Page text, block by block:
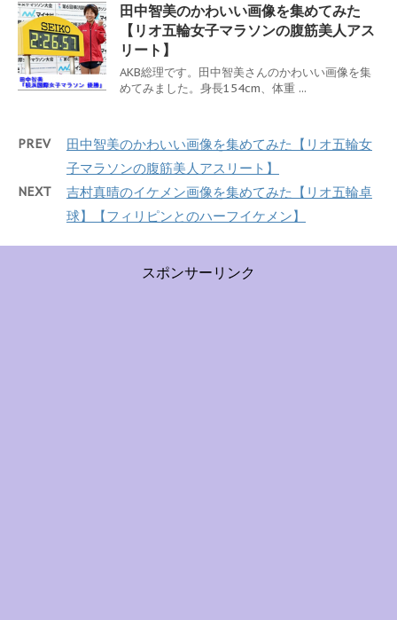
田中智美のかわいい画像を集めてみた
【リオ五輪女子マラソンの腹筋美人アス
リート】
AKB総理です。田中智美さんのかわいい画像を集
めてみました。身長154cm、体重 ...
PREV
田中智美のかわいい画像を集めてみた【リオ五輪女
子マラソンの腹筋美人アスリート】
NEXT
吉村真晴のイケメン画像を集めてみた【リオ五輪卓
球】【フィリピンとのハーフイケメン】
スポンサーリンク